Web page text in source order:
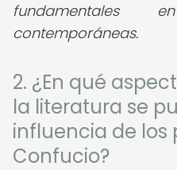
fundamentales
contemporáneas.
2. ¿En qué
la literatura se
influencia de los
Confucio?